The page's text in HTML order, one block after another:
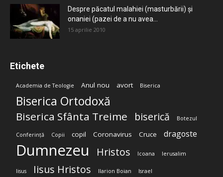
Despre păcatul malahiei (masturbării) şi
onaniei (pazei de a nu avea...
15 aprilie 2010
Etichete
Academia de Teologie Anul nou avort Biserica
Biserica Ortodoxă
Biserica Sfânta Treime biserică Botezul
Conferință Copii copil Coronavirus Cruce dragoste
Dumnezeu Hristos Icoana Ierusalim
Iisus Iisus Hristos Ilarion Boian Israel